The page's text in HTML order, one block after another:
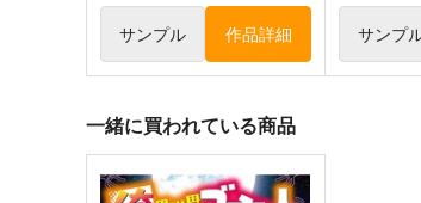
サンプル 作品詳細 サンプ
一緒に買われている商品